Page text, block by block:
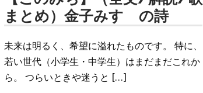
まとめ）金子みすゞの詩
未来は明るく、希望に溢れたものです。 特に、
若い世代（小学生・中学生）はまだまだこれか
ら。 つらいときや迷うと […]